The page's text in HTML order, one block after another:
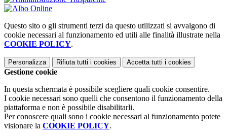
Questo sito o gli strumenti terzi da questo utilizzati si avvalgono di
cookie necessari al funzionamento ed utili alle finalità illustrate nella
COOKIE POLICY.
Personalizza Rifiuta tutti i cookies Accetta tutti i cookies
Gestione cookie
In questa schermata è possibile scegliere quali cookie consentire.
I cookie necessari sono quelli che consentono il funzionamento della
piattaforma e non è possibile disabilitarli.
Per conoscere quali sono i cookie necessari al funzionamento potete
visionare la COOKIE POLICY.